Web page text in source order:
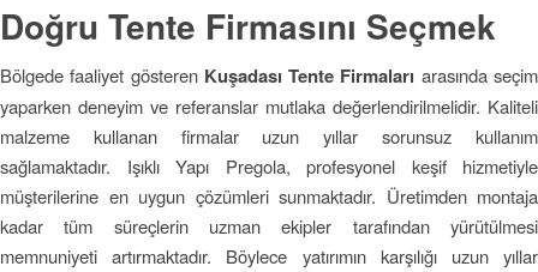
Doğru Tente Firmasını Seçmek
Bölgede faaliyet gösteren Kuşadası Tente Firmaları arasında seçim
yaparken deneyim ve referanslar mutlaka değerlendirilmelidir. Kaliteli
malzeme kullanan firmalar uzun yıllar sorunsuz kullanım
sağlamaktadır. Işıklı Yapı Pregola, profesyonel keşif hizmetiyle
müşterilerine en uygun çözümleri sunmaktadır. Üretimden montaja
kadar tüm süreçlerin uzman ekipler tarafından yürütülmesi
memnuniyeti artırmaktadır. Böylece yatırımın karşılığı uzun yıllar